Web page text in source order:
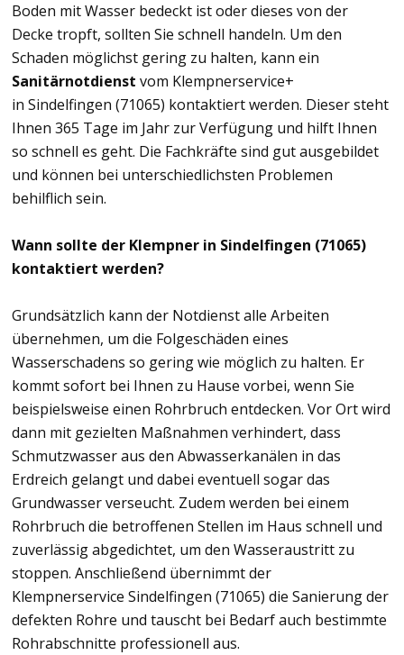
Boden mit Wasser bedeckt ist oder dieses von der
Decke tropft, sollten Sie schnell handeln. Um den
Schaden möglichst gering zu halten, kann ein
Sanitärnotdienst vom Klempnerservice+
in Sindelfingen (71065) kontaktiert werden. Dieser steht
Ihnen 365 Tage im Jahr zur Verfügung und hilft Ihnen
so schnell es geht. Die Fachkräfte sind gut ausgebildet
und können bei unterschiedlichsten Problemen
behilflich sein.
Wann sollte der Klempner in Sindelfingen (71065)
kontaktiert werden?
Grundsätzlich kann der Notdienst alle Arbeiten
übernehmen, um die Folgeschäden eines
Wasserschadens so gering wie möglich zu halten. Er
kommt sofort bei Ihnen zu Hause vorbei, wenn Sie
beispielsweise einen Rohrbruch entdecken. Vor Ort wird
dann mit gezielten Maßnahmen verhindert, dass
Schmutzwasser aus den Abwasserkanälen in das
Erdreich gelangt und dabei eventuell sogar das
Grundwasser verseucht. Zudem werden bei einem
Rohrbruch die betroffenen Stellen im Haus schnell und
zuverlässig abgedichtet, um den Wasseraustritt zu
stoppen. Anschließend übernimmt der
Klempnerservice Sindelfingen (71065) die Sanierung der
defekten Rohre und tauscht bei Bedarf auch bestimmte
Rohrabschnitte professionell aus.